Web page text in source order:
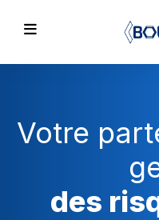
Votre
des